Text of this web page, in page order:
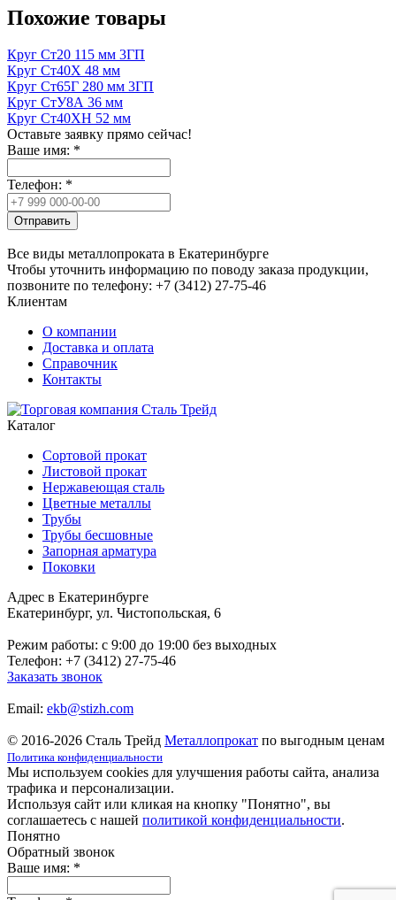
Похожие товары
Круг Ст20 115 мм 3ГП
Круг Ст40Х 48 мм
Круг Ст65Г 280 мм 3ГП
Круг СтУ8А 36 мм
Круг Ст40ХН 52 мм
Оставьте заявку прямо сейчас!
Ваше имя: *
Телефон: *
Отправить
Все виды металлопроката в Екатеринбурге
Чтобы уточнить информацию по поводу заказа продукции,
позвоните по телефону: +7 (3412) 27-75-46
Клиентам
О компании
Доставка и оплата
Справочник
Контакты
Каталог
Сортовой прокат
Листовой прокат
Нержавеющая сталь
Цветные металлы
Трубы
Трубы бесшовные
Запорная арматура
Поковки
Адрес в Екатеринбурге
Екатеринбург, ул. Чистопольская, 6
Режим работы: c 9:00 до 19:00 без выходных
Телефон: +7 (3412) 27-75-46
Заказать звонок
Email: ekb@stizh.com
© 2016-2026 Сталь Трейд Металлопрокат по выгодным ценам
Политика конфиденциальности
Мы используем cookies для улучшения работы сайта, анализа
трафика и персонализации.
Используя сайт или кликая на кнопку "Понятно", вы
соглашаетесь с нашей политикой конфиденциальности.
Понятно
Обратный звонок
Ваше имя: *